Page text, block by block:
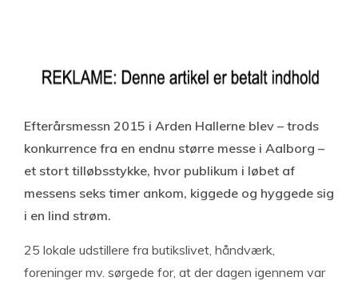
Efterårsmessn 2015 i Arden Hallerne blev – trods
konkurrence fra en endnu større messe i Aalborg –
et stort tilløbsstykke, hvor publikum i løbet af
messens seks timer ankom, kiggede og hyggede sig
i en lind strøm.
25 lokale udstillere fra butikslivet, håndværk,
foreninger mv. sørgede for, at der dagen igennem var